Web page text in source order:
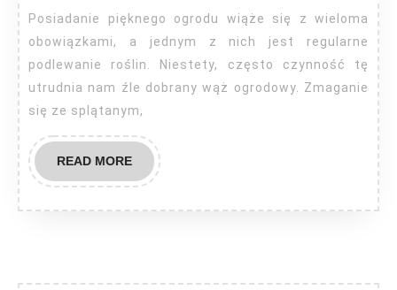
nie
skręcający
się?
Posiadanie pięknego ogrodu wiąże się z wieloma
obowiązkami, a jednym z nich jest regularne
podlewanie roślin. Niestety, często czynność tę
utrudnia nam źle dobrany wąż ogrodowy. Zmaganie
się ze splątanym,
READ MOREREAD
MORE